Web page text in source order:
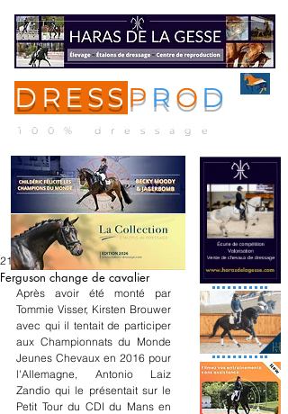
DRESS P R O D
100% dressage
Ferguson change de cavalier
21 janv. 2021
Après avoir été monté par
Tommie Visser, Kirsten Brouwer
avec qui il tentait de participer
aux Championnats du Monde
Jeunes Chevaux en 2016 pour
l'Allemagne, Antonio Laiz
Zandio qui le présentait sur le
Petit Tour du CDI du Mans en